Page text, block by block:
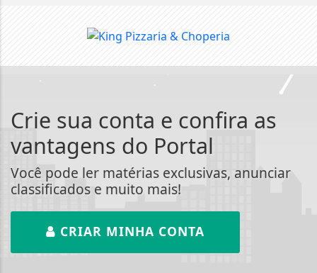
Crie sua conta e confira as
vantagens do Portal
Você pode ler matérias exclusivas, anunciar
classificados e muito mais!
CRIAR MINHA CONTA